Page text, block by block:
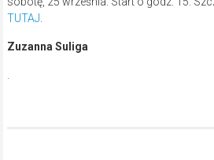
TUTAJ
Zuzanna Suliga